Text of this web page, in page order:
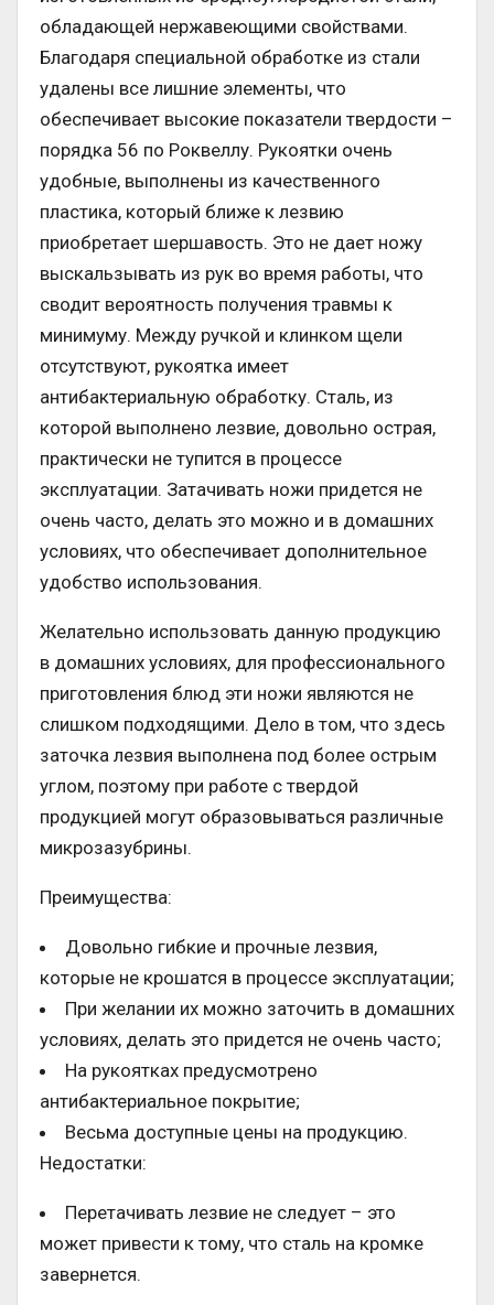
обладающей нержавеющими свойствами.
Благодаря специальной обработке из стали
удалены все лишние элементы, что
обеспечивает высокие показатели твердости –
порядка 56 по Роквеллу. Рукоятки очень
удобные, выполнены из качественного
пластика, который ближе к лезвию
приобретает шершавость. Это не дает ножу
выскальзывать из рук во время работы, что
сводит вероятность получения травмы к
минимуму. Между ручкой и клинком щели
отсутствуют, рукоятка имеет
антибактериальную обработку. Сталь, из
которой выполнено лезвие, довольно острая,
практически не тупится в процессе
эксплуатации. Затачивать ножи придется не
очень часто, делать это можно и в домашних
условиях, что обеспечивает дополнительное
удобство использования.
Желательно использовать данную продукцию
в домашних условиях, для профессионального
приготовления блюд эти ножи являются не
слишком подходящими. Дело в том, что здесь
заточка лезвия выполнена под более острым
углом, поэтому при работе с твердой
продукцией могут образовываться различные
микрозазубрины.
Преимущества:
Довольно гибкие и прочные лезвия,
которые не крошатся в процессе эксплуатации;
При желании их можно заточить в домашних
условиях, делать это придется не очень часто;
На рукоятках предусмотрено
антибактериальное покрытие;
Весьма доступные цены на продукцию.
Недостатки:
Перетачивать лезвие не следует – это
может привести к тому, что сталь на кромке
завернется.